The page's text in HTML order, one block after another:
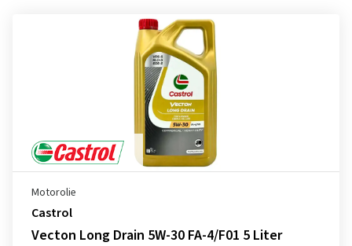
Motorolie
Castrol
Vecton Long Drain 5W-30 FA-4/F01 5 Liter